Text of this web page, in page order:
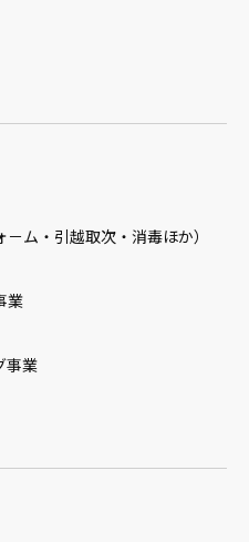
ム・引越取次・消毒ほか）
業
事業